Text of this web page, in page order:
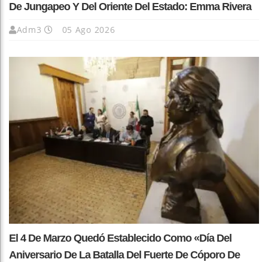
De Jungapeo Y Del Oriente Del Estado: Emma Rivera
Adm3 05 Ago 2026
El 4 De Marzo Quedó Establecido Como «Día Del
Aniversario De La Batalla Del Fuerte De Cóporo De